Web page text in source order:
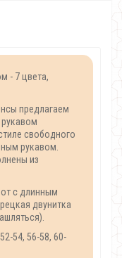
- 7 цвета,
предлагаем
свободного
рукавом.
из
с длинным
двунитка
54, 56-58, 60-